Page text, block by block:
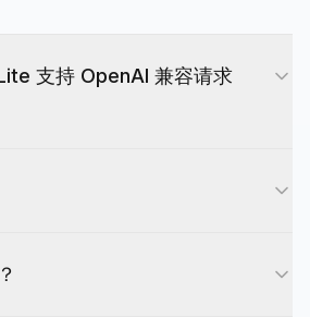
支持 OpenAI 兼容请求
。